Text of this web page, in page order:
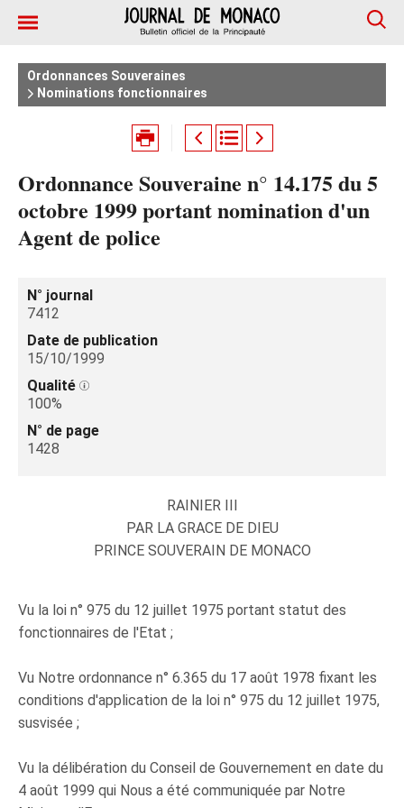
Ordonnances Souveraines
Nominations fonctionnaires
Ordonnance Souveraine n° 14.175 du 5
octobre 1999 portant nomination d'un
Agent de police
N° journal
7412
Date de publication
15/10/1999
Qualité
100%
N° de page
1428
RAINIER III
PAR LA GRACE DE DIEU
PRINCE SOUVERAIN DE MONACO
Vu la loi n° 975 du 12 juillet 1975 portant statut des
fonctionnaires de l'Etat ;
Vu Notre ordonnance n° 6.365 du 17 août 1978 fixant les
conditions d'application de la loi n° 975 du 12 juillet 1975,
susvisée ;
Vu la délibération du Conseil de Gouvernement en date du
4 août 1999 qui Nous a été communiquée par Notre